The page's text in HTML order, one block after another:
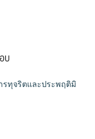
บ
รทุจริตและประพฤติมิ